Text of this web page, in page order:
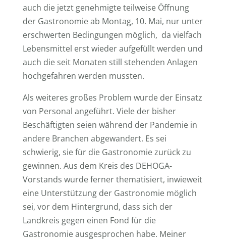
auch die jetzt genehmigte teilweise Öffnung
der Gastronomie ab Montag, 10. Mai, nur unter
erschwerten Bedingungen möglich, da vielfach
Lebensmittel erst wieder aufgefüllt werden und
auch die seit Monaten still stehenden Anlagen
hochgefahren werden mussten.
Als weiteres großes Problem wurde der Einsatz
von Personal angeführt. Viele der bisher
Beschäftigten seien während der Pandemie in
andere Branchen abgewandert. Es sei
schwierig, sie für die Gastronomie zurück zu
gewinnen. Aus dem Kreis des DEHOGA-
Vorstands wurde ferner thematisiert, inwieweit
eine Unterstützung der Gastronomie möglich
sei, vor dem Hintergrund, dass sich der
Landkreis gegen einen Fond für die
Gastronomie ausgesprochen habe. Meiner